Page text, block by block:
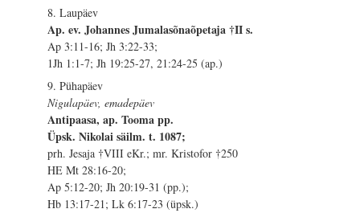
8. Laupäev
Ap. ev. Johannes Jumalasõnaõpetaja †II s.
Ap 3:11-16; Jh 3:22-33;
1Jh 1:1-7; Jh 19:25-27, 21:24-25 (ap.)
9. Pühapäev
Nigulapäev, emadepäev
Antipaasa, ap. Tooma pp.
Üpsk. Nikolai säilm. t. 1087;
prh. Jesaja †VIII eKr.; mr. Kristofor †250
HE Mt 28:16-20;
Ap 5:12-20; Jh 20:19-31 (pp.);
Hb 13:17-21; Lk 6:17-23 (üpsk.)